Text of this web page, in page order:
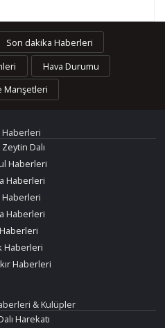
Son dakika Haberleri
Hava Durumu
Manşetleri
Haberleri
Dalı
Haberleri
Haberleri
Haberleri
Haberleri
Haberleri
Haberleri
& Kulüpler
Harekatı